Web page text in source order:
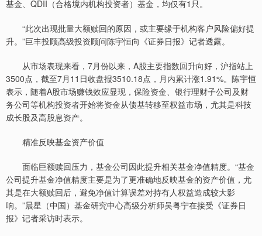
基金、QDII（合格境内机构投资者）基金，均仅有1只。
“此次出现批量大额赎回的原因，或主要缘于机构客户风险偏好提
升。”巨丰投顾高级投资顾问陈宇恒向《证券日报》记者透露。
从市场表现来看，7月份以来，A股主要指数回升向好，沪指站上
3500点，截至7月11日收盘报3510.18点，月内累计涨1.91%。陈宇恒
表示，随着A股市场赚钱效应显现，保险资金、银行理财子公司及财
务公司等机构投资者开始将资金从债基转移至权益市场，尤其是科技
成长股及高股息资产。
精准反映基金资产价值
面临巨额赎回压力，基金公司因此提升相关基金净值精度。“基金
公司提升基金净值精度主要是为了更准确地反映基金的资产价值，尤
其是在大额赎回后，避免净值计算误差对持有人权益造成较大影
响。”晨星（中国）基金研究中心高级分析师吴粤宁在接受《证券日
报》记者采访时表示。